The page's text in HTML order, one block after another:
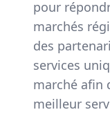
pour
marchés
des
services
marché afin
meilleur